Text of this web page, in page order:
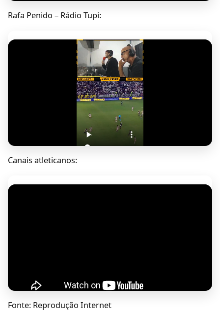
Rafa Penido – Rádio Tupi:
Canais atleticanos:
Fonte: Reprodução Internet